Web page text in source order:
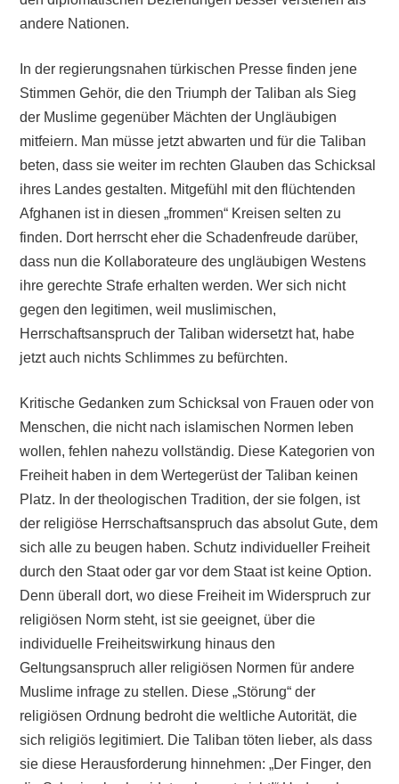
andere Nationen.
In der regierungsnahen türkischen Presse finden jene
Stimmen Gehör, die den Triumph der Taliban als Sieg
der Muslime gegenüber Mächten der Ungläubigen
mitfeiern. Man müsse jetzt abwarten und für die Taliban
beten, dass sie weiter im rechten Glauben das Schicksal
ihres Landes gestalten. Mitgefühl mit den flüchtenden
Afghanen ist in diesen „frommen“ Kreisen selten zu
finden. Dort herrscht eher die Schadenfreude darüber,
dass nun die Kollaborateure des ungläubigen Westens
ihre gerechte Strafe erhalten werden. Wer sich nicht
gegen den legitimen, weil muslimischen,
Herrschaftsanspruch der Taliban widersetzt hat, habe
jetzt auch nichts Schlimmes zu befürchten.
Kritische Gedanken zum Schicksal von Frauen oder von
Menschen, die nicht nach islamischen Normen leben
wollen, fehlen nahezu vollständig. Diese Kategorien von
Freiheit haben in dem Wertegerüst der Taliban keinen
Platz. In der theologischen Tradition, der sie folgen, ist
der religiöse Herrschaftsanspruch das absolut Gute, dem
sich alle zu beugen haben. Schutz individueller Freiheit
durch den Staat oder gar vor dem Staat ist keine Option.
Denn überall dort, wo diese Freiheit im Widerspruch zur
religiösen Norm steht, ist sie geeignet, über die
individuelle Freiheitswirkung hinaus den
Geltungsanspruch aller religiösen Normen für andere
Muslime infrage zu stellen. Diese „Störung“ der
religiösen Ordnung bedroht die weltliche Autorität, die
sich religiös legitimiert. Die Taliban töten lieber, als dass
sie diese Herausforderung hinnehmen: „Der Finger, den